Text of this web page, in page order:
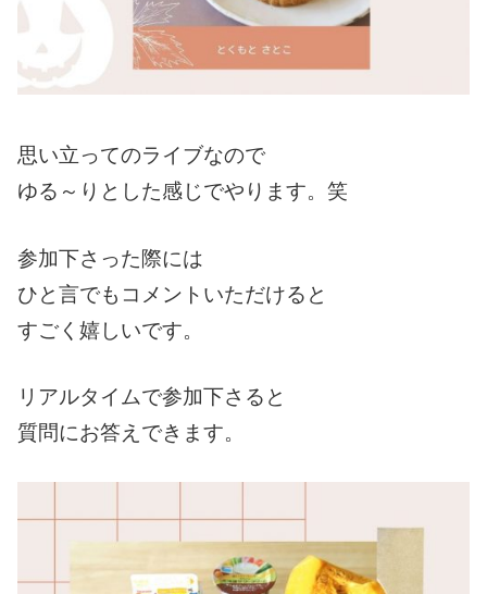
思い立ってのライブなので
ゆる～りとした感じでやります。笑
参加下さった際には
ひと言でもコメントいただけると
すごく嬉しいです。
リアルタイムで参加下さると
質問にお答えできます。